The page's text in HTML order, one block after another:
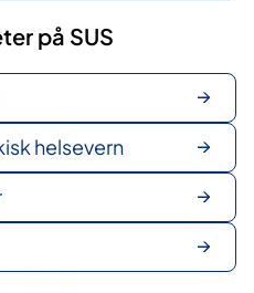
på SUS
helsevern